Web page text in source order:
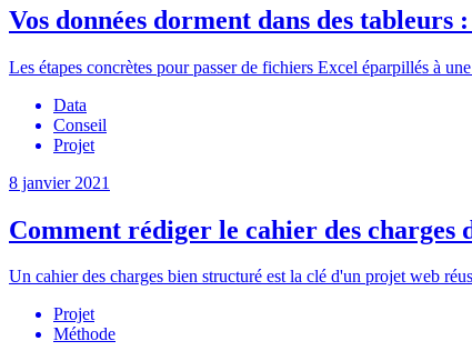
Vos données dorment dans des
Les étapes concrètes pour passer de fichiers Excel éparpillés à
Data
Conseil
Projet
8 janvier 2021
Comment rédiger le cahier des charges
Un cahier des charges bien structuré est la clé d'un projet web
Projet
Méthode